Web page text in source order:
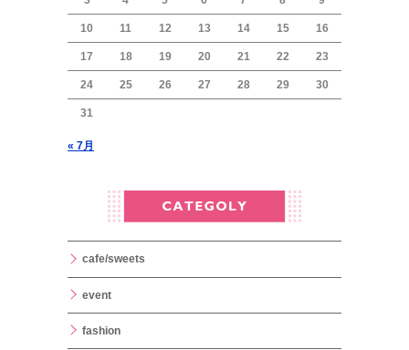
10 11 12 13 14 15 16
17 18 19 20 21 22 23
24 25 26 27 28 29 30
31
« 7月
cafe/sweets
event
fashion